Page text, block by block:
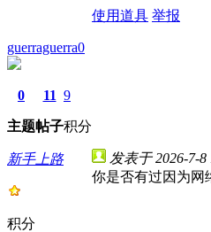
使用道具 举报
guerraguerra0
0
主题
11
帖子
9
积分
新手上路
积分
发表于 2026-7-8
你是否有过因为网